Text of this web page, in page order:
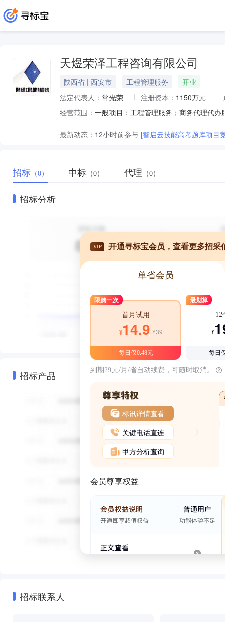
天煜荣泽工程咨询有限公司
陕西省 | 西安市 工程管理服务
开业
法定代表人： 常光荣 注册资本： 1150万元
经营范围：
最新动态： 12小时前参与 [智启云技能高考题库项目
招标 （0） 中标 （0） 代理 （0）
招标分析
招标产品
VIP 开通寻标宝会员，查看更多招采
单省会员
限购一次
首月试用
¥14.9 ¥39
每日仅0.48元
最划算
12
¥
每日
到期29元/月/省自动续费，可随时取消。
标讯详情查看
关键电话直连
甲方分析查询
会员尊享权益
招标联系人